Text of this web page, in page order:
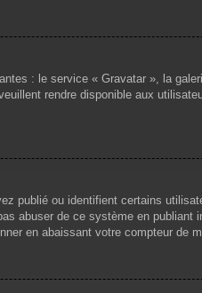
: le service « Gravatar », la
rendre disponible aux
publié ou identifient certains
abuser de ce système en publiant
en abaissant votre compteur de